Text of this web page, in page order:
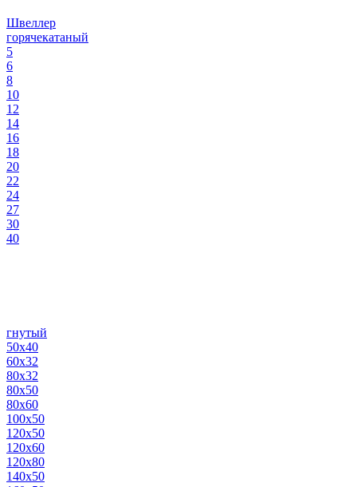
Швеллер
горячекатаный
5
6
8
10
12
14
16
18
20
22
24
27
30
40
гнутый
50х40
60х32
80х32
80х50
80х60
100х50
120х50
120х60
120х80
140х50